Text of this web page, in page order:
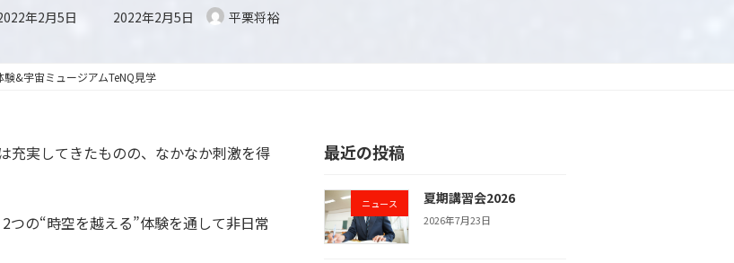
年2月5日 最
終
時
:
2022年2月5日 平栗将裕
&宇宙ミュージアムTeNQ見学
充実してきたものの、なかなか刺激を得
つの“時空を越える”体験を通して非日常
最近の投稿
ニュース 夏期講習会2026
2026年7月23日